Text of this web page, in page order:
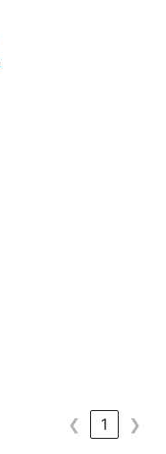
❮ 1 ❯